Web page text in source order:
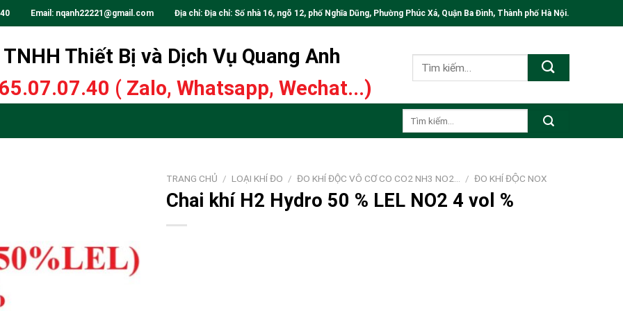
Email: nqanh22221@gmail.com Địa chỉ: Địa chỉ: Số nhà 16, ngõ 12, phố Nghĩa Dũng, Phường Phúc Xá, Quận Ba Đình, Thành phố Hà Nội.
Thiết Bị và Dịch Vụ Quang Anh
( Zalo, Whatsapp, Wechat...)
Tìm
TRANG CHỦ / LOẠI KHÍ ĐO / ĐO KHÍ ĐỘC VÔ CƠ CO CO2 NH3 NO2… / ĐO KHÍ ĐỘC NOX
Chai khí H2 Hydro 50 % LEL NO2 4 vol %